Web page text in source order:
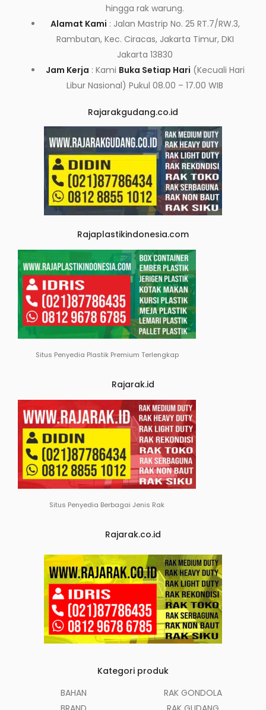
hingga rak warung.
Alamat Kami : Jalan Mastrip No. 25 RT.7/RW.3,
Rambutan, Kec. Ciracas, Jakarta Timur, DKI
Jakarta 13830
Jam Kerja : Kami Buka Setiap Hari (Kecuali Hari
Libur Nasional) Pukul 08.00 – 17.00 WIB
Rajarakgudang.co.id
Rajaplastikindonesia.com
Situs Penyedia Plastik Premium Terlengkap
Rajarak.id
Situs Penyedia Berbagai Jenis Rak
Rajarak.co.id
Kategori produk
BAHAN
RAK GONDOLA